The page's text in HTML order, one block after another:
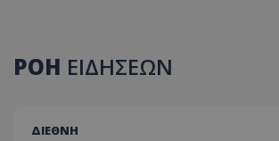
ΡΟΗ ΕΙΔΗΣΕΩΝ
ΔΙΕΘΝΗ